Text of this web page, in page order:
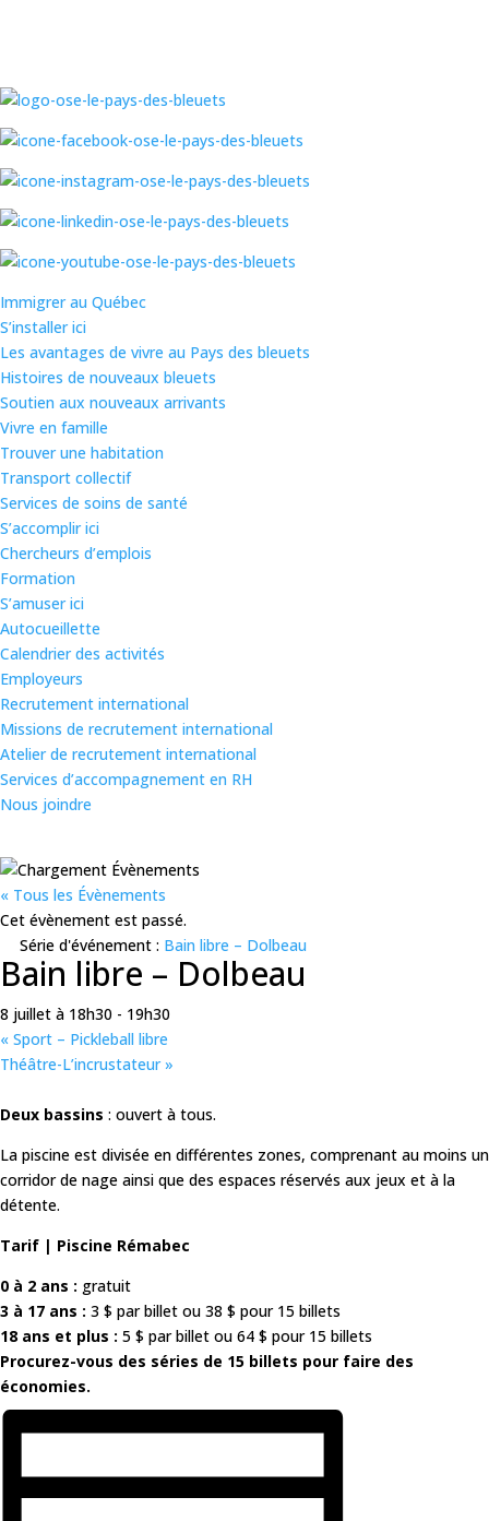
Immigrer au Québec
S’installer ici
Les avantages de vivre au Pays des bleuets
Histoires de nouveaux bleuets
Soutien aux nouveaux arrivants
Vivre en famille
Trouver une habitation
Transport collectif
Services de soins de santé
S’accomplir ici
Chercheurs d’emplois
Formation
S’amuser ici
Autocueillette
Calendrier des activités
Employeurs
Recrutement international
Missions de recrutement international
Atelier de recrutement international
Services d’accompagnement en RH
Nous joindre
« Tous les Évènements
Cet évènement est passé.
Série d'événement : Bain libre – Dolbeau
Bain libre – Dolbeau
8 juillet à 18h30 - 19h30
« Sport – Pickleball libre
Théâtre-L’incrustateur»
Deux bassins : ouvert à tous.
La piscine est divisée en différentes zones, comprenant au moins un
corridor de nage ainsi que des espaces réservés aux jeux et à la
détente.
Tarif | Piscine Rémabec
0 à 2 ans : gratuit
3 à 17 ans : 3 $ par billet ou 38 $ pour 15 billets
18 ans et plus : 5 $ par billet ou 64 $ pour 15 billets
Procurez-vous des séries de 15 billets pour faire des
économies.